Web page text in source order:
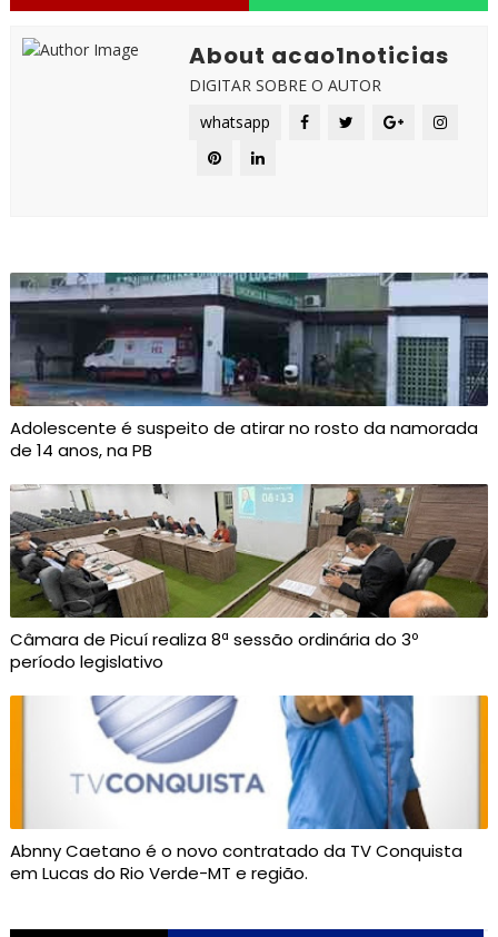
About acao1noticias
DIGITAR SOBRE O AUTOR
whatsapp
Adolescente é suspeito de atirar no rosto da namorada
de 14 anos, na PB
Câmara de Picuí realiza 8ª sessão ordinária do 3º
período legislativo
Abnny Caetano é o novo contratado da TV Conquista
em Lucas do Rio Verde-MT e região.